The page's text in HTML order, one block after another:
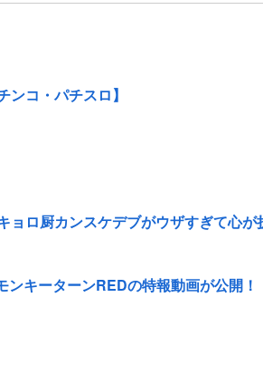
コ・パチスロ】
ョロ厨カンスケデブがウザすぎて心
ンキーターンREDの特報動画が公開！